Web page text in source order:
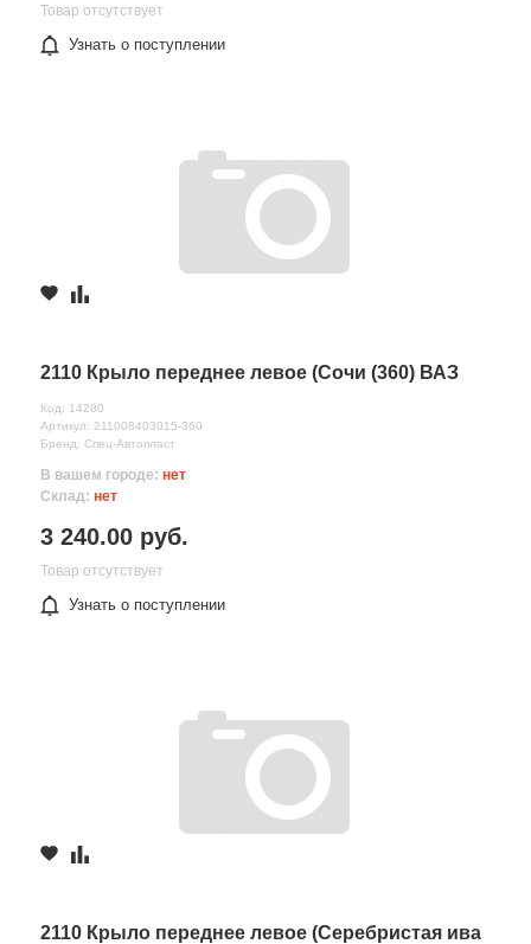
Товар отсутствует
Узнать о поступлении
2110 Крыло переднее левое (Сочи (360) ВАЗ
Код: 14280
Артикул: 211008403015-360
Бренд: Спец-Автопласт
В вашем городе: нет
Склад: нет
3 240.00 руб.
Товар отсутствует
Узнать о поступлении
2110 Крыло переднее левое (Серебристая ива